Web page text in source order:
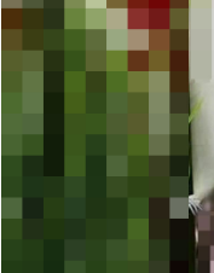
Đặt báo Quảng cáo
Tổng biên tập: Nguyễn
Phó tổng biên tập
Phó tổng biên tập:
Phó tổng biên tập:
Tổng thư ký tòa soạn:
Giấy phép xuất bản số
© 2003-2026 Bản
chép dưới mọi hình